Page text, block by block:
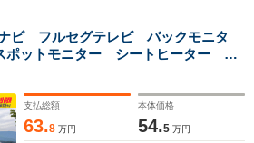
ビ フルセグテレビ バックモニタ
ットモニター シートヒーター ド
リングストップ 衝突軽減ブレー
プ 車検整備付き 一年間保証付
支払総額
63.8 万円
本体価格
54.5 万円